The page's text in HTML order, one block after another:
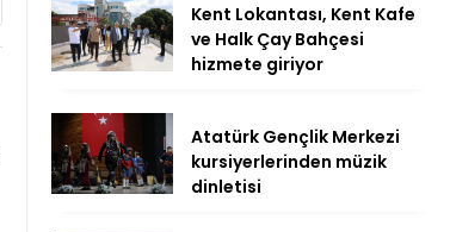
Kent Lokantası, Kent Kafe
ve Halk Çay Bahçesi
hizmete giriyor
Atatürk Gençlik Merkezi
kursiyerlerinden müzik
dinletisi